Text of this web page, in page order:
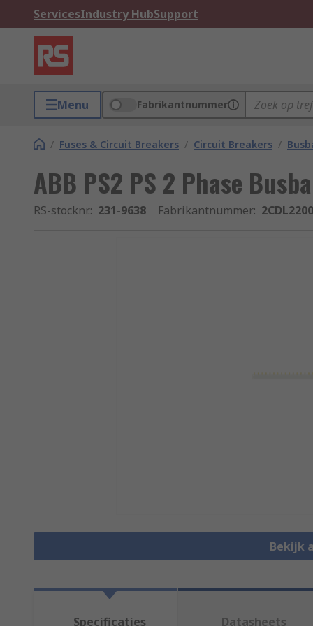
ServicesIndustry HubSupport
Menu Fabrikantnummer
/ Fuses & Circuit Breakers / Circuit Breakers /
ABB PS2 PS 2 Phase
RS-stocknr.: 231-9638 Fabrikantnummer:
Bekijk
Specificaties Datasheets